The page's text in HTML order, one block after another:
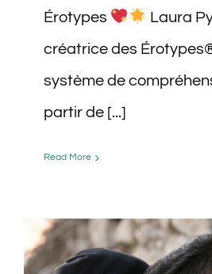
Érotypes
Laura
créatrice des
système de
partir de [...]
Read More